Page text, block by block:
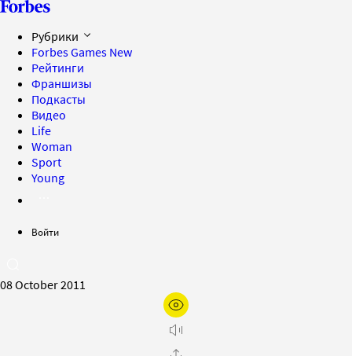
Рубрики
Forbes Games New
Рейтинги
Франшизы
Подкасты
Видео
Life
Woman
Sport
Young
Войти
08 October 2011